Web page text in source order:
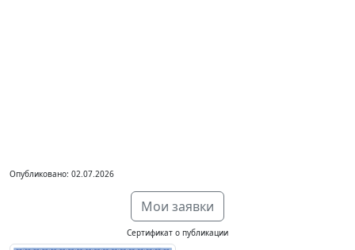
Опубликовано: 02.07.2026
Мои заявки
Сертификат о публикации